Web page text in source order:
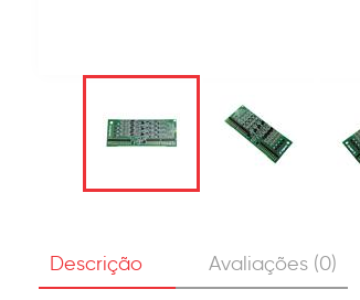
Descrição Avaliações (0)